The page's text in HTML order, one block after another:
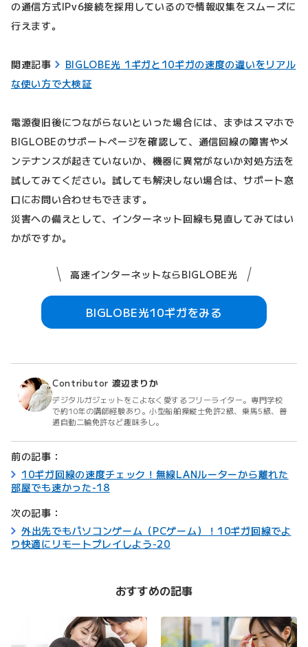
の通信方式IPv6接続を採用しているので情報収集をスムーズに
行えます。
関連記事
BIGLOBE光 1ギガと10ギガの速度の違いをリアル
な使い方で大検証
電源復旧後につながらないといった場合には、まずはスマホで
BIGLOBEのサポートページを確認して、通信回線の障害やメ
ンテナンスが起きていないか、機器に異常がないか対処方法を
試してみてください。試しても解決しない場合は、サポート窓
口にお問い合わせもできます。
災害への備えとして、インターネット回線も見直してみてはい
かがですか。
高速インターネットならBIGLOBE光
BIGLOBE光10ギガをみる
Contributor 渡辺まりか
デジタルガジェットをこよなく愛するフリーライター。専門学校
で約10年の講師経験あり。小型船舶操縦士免許2級、乗馬5級、普
通自動二輪免許など趣味多し。
前の記事：
10ギガ回線の速度チェック！無線LANルーターから離れた
部屋でも速かった-18
次の記事：
外出先でもパソコンゲーム（PCゲーム）！10ギガ回線でよ
り快適にリモートプレイしよう-20
おすすめの記事